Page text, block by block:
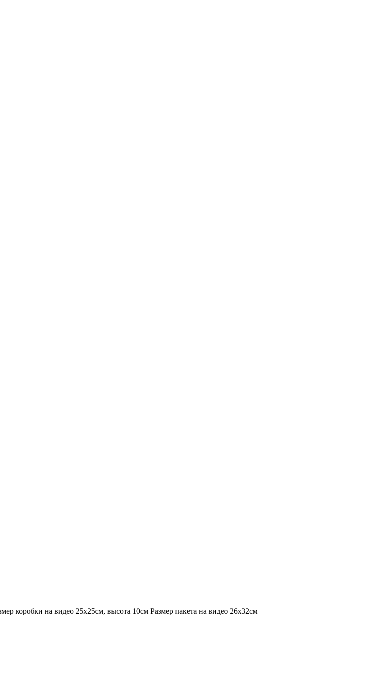
коробки на видео 25х25см, высота 10см Размер пакета на видео 26х32см